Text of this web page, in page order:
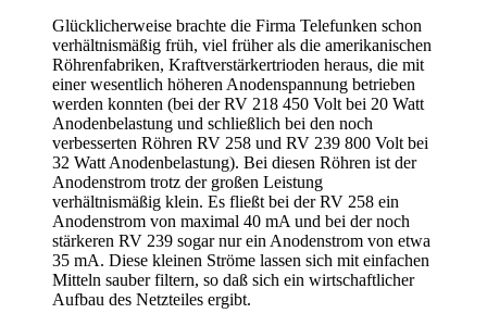
Glücklicherweise brachte die Firma Telefunken schon
verhältnismäßig früh, viel früher als die amerikanischen
Röhrenfabriken, Kraftverstärkertrioden heraus, die mit
einer wesentlich höheren Anodenspannung betrieben
werden konnten (bei der RV 218 450 Volt bei 20 Watt
Anodenbelastung und schließlich bei den noch
verbesserten Röhren RV 258 und RV 239 800 Volt bei
32 Watt Anodenbelastung). Bei diesen Röhren ist der
Anodenstrom trotz der großen Leistung
verhältnismäßig klein. Es fließt bei der RV 258 ein
Anodenstrom von maximal 40 mA und bei der noch
stärkeren RV 239 sogar nur ein Anodenstrom von etwa
35 mA. Diese kleinen Ströme lassen sich mit einfachen
Mitteln sauber filtern, so daß sich ein wirtschaftlicher
Aufbau des Netzteiles ergibt.